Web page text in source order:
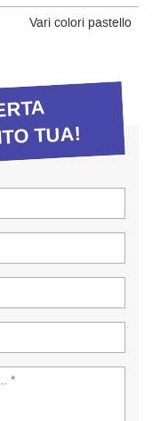
Vari colori pastello
TUA!